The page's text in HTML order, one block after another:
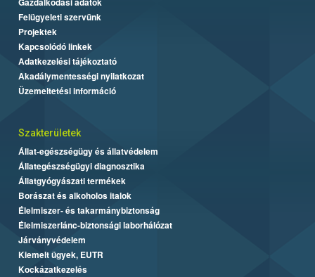
Felügyeleti szervünk
Projektek
Kapcsolódó linkek
Adatkezelési tájékoztató
Akadálymentességi nyilatkozat
Üzemeltetési információ
Szakterületek
Állat-egészségügy és állatvédelem
Állategészségügyi diagnosztika
Állatgyógyászati termékek
Borászat és alkoholos italok
Élelmiszer- és takarmánybiztonság
Élelmiszerlánc-biztonsági laborhálózat
Járványvédelem
Kiemelt ügyek, EUTR
Kockázatkezelés